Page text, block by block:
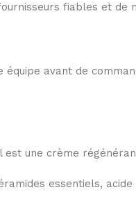
fiables et de
avant de
est une crème
essentiels,